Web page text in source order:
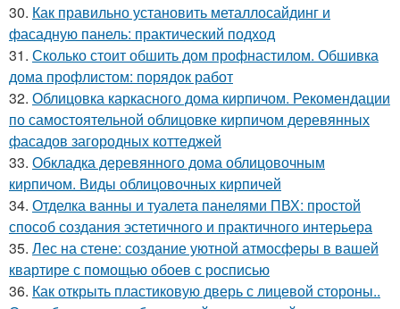
30. Как правильно установить металлосайдинг и
фасадную панель: практический подход
31. Сколько стоит обшить дом профнастилом. Обшивка
дома профлистом: порядок работ
32. Облицовка каркасного дома кирпичом. Рекомендации
по самостоятельной облицовке кирпичом деревянных
фасадов загородных коттеджей
33. Обкладка деревянного дома облицовочным
кирпичом. Виды облицовочных кирпичей
34. Отделка ванны и туалета панелями ПВХ: простой
способ создания эстетичного и практичного интерьера
35. Лес на стене: создание уютной атмосферы в вашей
квартире с помощью обоев с росписью
36. Как открыть пластиковую дверь с лицевой стороны..